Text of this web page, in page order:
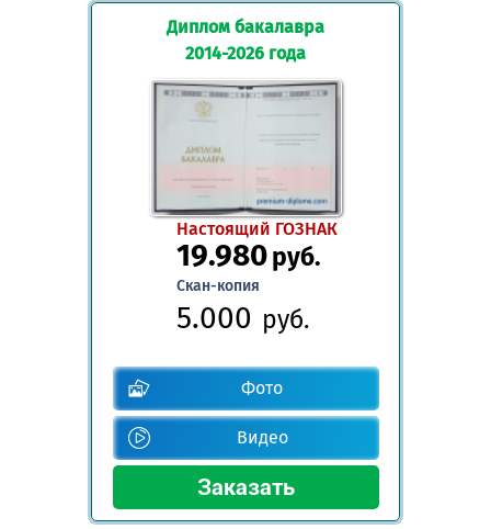
Диплом бакалавра
2014-2026 года
Настоящий ГОЗНАК
19.980руб.
Скан-копия
5.000 руб.
Фото
Видео